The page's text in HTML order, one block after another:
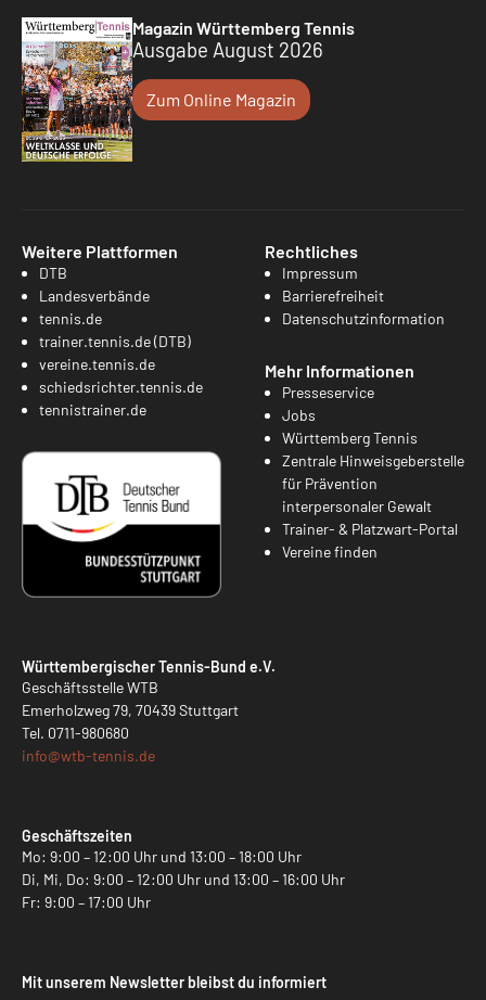
Magazin Württemberg Tennis
Ausgabe August 2026
Zum Online Magazin
Weitere Plattformen
DTB
Landesverbände
tennis.de
trainer.tennis.de (DTB)
vereine.tennis.de
schiedsrichter.tennis.de
tennistrainer.de
Rechtliches
Impressum
Barrierefreiheit
Datenschutzinformation
Mehr Informationen
Presseservice
Jobs
Württemberg Tennis
Zentrale Hinweisgeberstelle
für Prävention
interpersonaler Gewalt
Trainer- & Platzwart-Portal
Vereine finden
Württembergischer Tennis-Bund e.V.
Geschäftsstelle WTB
Emerholzweg 79, 70439 Stuttgart
Tel. 0711-980680
info@wtb-tennis.de
Geschäftszeiten
Mo: 9:00 – 12:00 Uhr und 13:00 – 18:00 Uhr
Di, Mi, Do: 9:00 – 12:00 Uhr und 13:00 – 16:00 Uhr
Fr: 9:00 – 17:00 Uhr
Mit unserem Newsletter bleibst du informiert